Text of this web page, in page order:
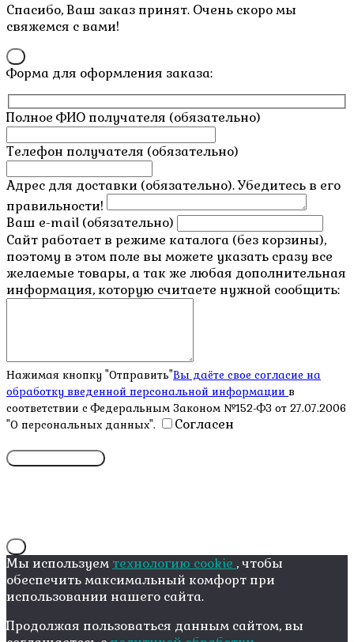
Спасибо, Ваш заказ принят. Очень скоро мы
свяжемся с вами!
Форма для оформления заказа:
Полное ФИО получателя (обязательно)
Телефон получателя (обязательно)
Адрес для доставки (обязательно). Убедитесь в его
правильности!
Ваш e-mail (обязательно)
Сайт работает в режиме каталога (без корзины),
поэтому в этом поле вы можете указать сразу все
желаемые товары, а так же любая дополнительная
информация, которую считаете нужной сообщить:
Нажимая кнопку "Отправить"Вы даёте свое согласие на
обработку введенной персональной информации в
соответствии с Федеральным Законом №152-ФЗ от 27.07.2006
"О персональных данных".
Согласен
Мы используем технологию cookie , чтобы
обеспечить максимальный комфорт при
использовании нашего сайта.
Продолжая пользоваться данным сайтом, вы